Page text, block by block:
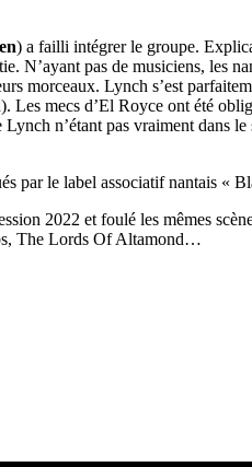
) a failli intégrer le groupe.
N’ayant pas de musiciens, les
morceaux. Lynch s’est
Les mecs d’El Royce ont été
n’étant pas vraiment dans
par le label associatif nantais «
2022 et foulé les mêmes
The Lords Of Altamond…